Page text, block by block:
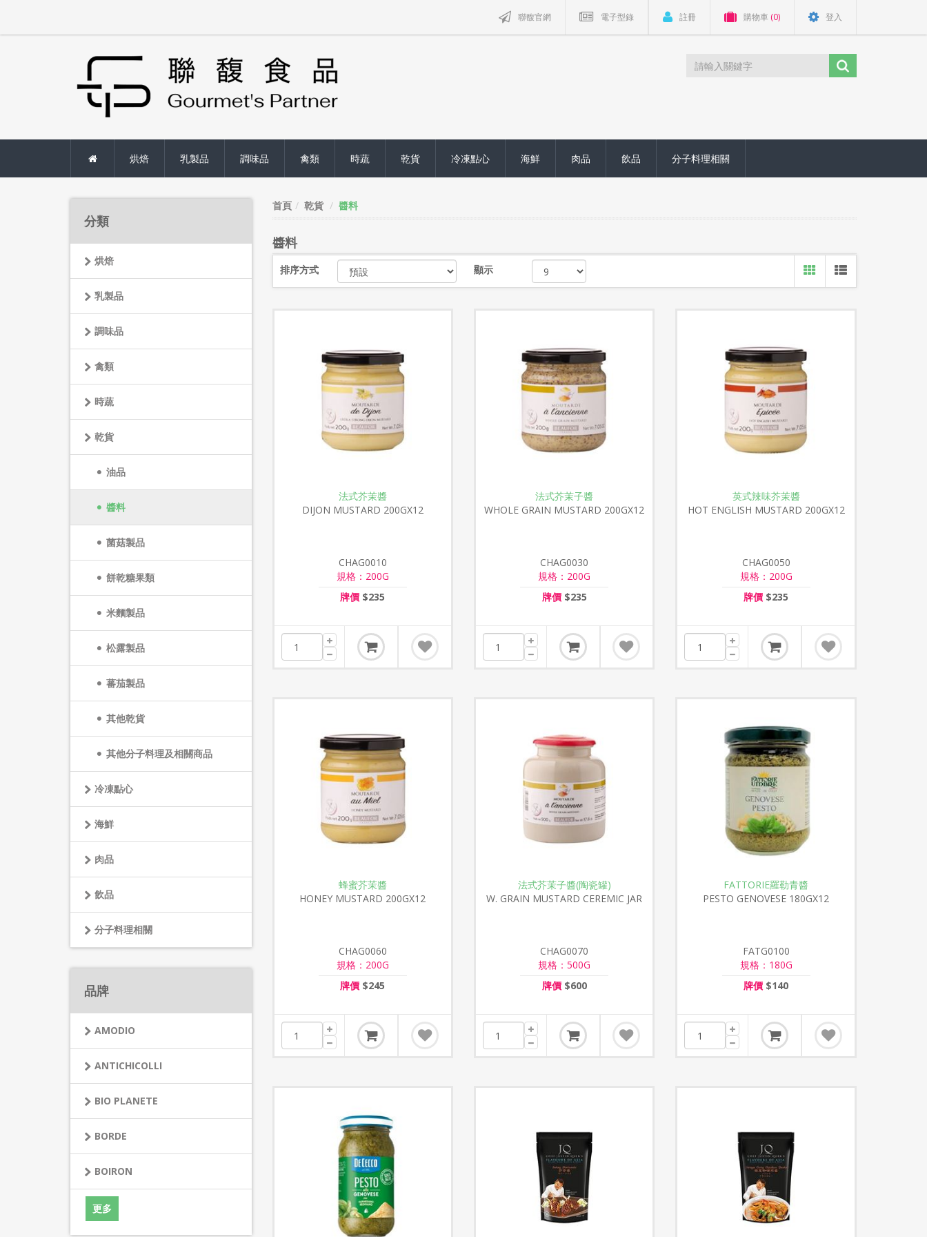
聯馥官網 電子型錄 註冊 購物車 (0) 登入
烘焙 乳製品 調味品 禽類 時蔬 乾貨 冷凍點心 海鮮 肉品 飲品 分子料理相關
分類
烘焙
乳製品
調味品
禽類
時蔬
乾貨
油品
醬料
菌菇製品
餅乾糖果類
米麵製品
松露製品
蕃茄製品
其他乾貨
其他分子料理及相關商品
冷凍點心
海鮮
肉品
飲品
分子料理相關
品牌
AMODIO
ANTICHICOLLI
BIO PLANETE
BORDE
BOIRON
更多
首頁 乾貨 醬料
醬料
排序方式 顯示
法式芥茉醬
DIJON MUSTARD 200GX12
CHAG0010
規格：200G
牌價 $235
法式芥茉子醬
WHOLE GRAIN MUSTARD 200GX12
CHAG0030
規格：200G
牌價$235
英式辣味芥茉醬
HOT ENGLISH MUSTARD 200GX12
CHAG0050
規格：200G
牌價 $235
蜂蜜芥茉醬
HONEY MUSTARD 200GX12
CHAG0060
規格：200G
牌價 $245
法式芥茉子醬(陶瓷罐)
W. GRAIN MUSTARD CEREMIC JAR
CHAG0070
規格：500G
牌價$600
FATTORIE羅勒青醬
PESTO GENOVESE 180GX12
FATG0100
規格：180G
牌價 $140